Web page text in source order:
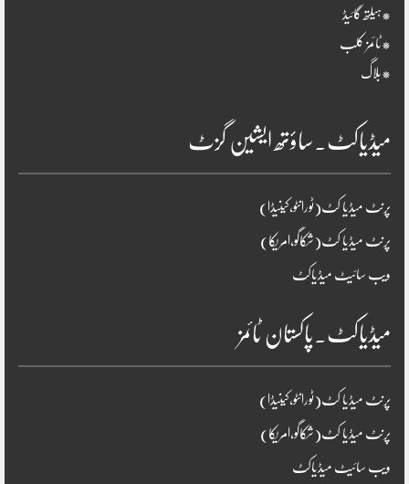
*ہیلتھ گائیڈ
*ٹائمز کلب
*بلاگ
میڈیاکٹ۔ساؤتھ ایشین گزٹ
پرنٹ میڈیا کٹ(ٹورانٹو،کینیڈا)
پرنٹ میڈیا کٹ(شکاگو،امریکا)
ویب سائیٹ میڈیاکٹ
میڈیاکٹ۔پاکستان ٹائمز
پرنٹ میڈیا کٹ(ٹورانٹو،کینیڈا)
پرنٹ میڈیا کٹ(شکاگو،امریکا)
ویب سائیٹ میڈیاکٹ